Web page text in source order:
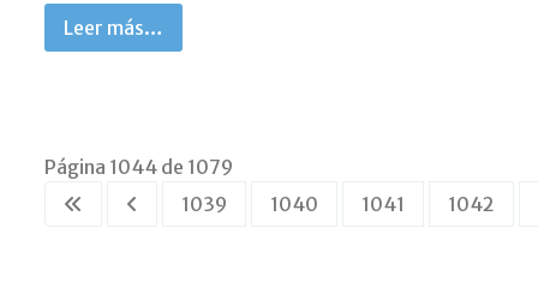
Leer más…
Página 1044 de 1079
1039
1040 1041 1042